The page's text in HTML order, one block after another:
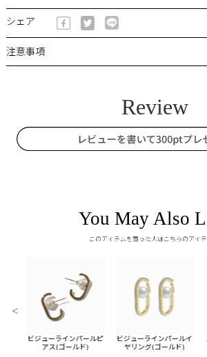
シェア
注意事項
You May Also
このアイテムを買った人はこちらのアイ
ビジューラインパールピ
アス(ゴールド)
ビジューラインパールイ
ヤリング(ゴールド)
＜